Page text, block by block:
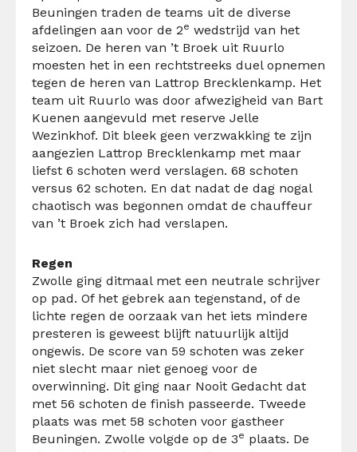
Beuningen traden de teams uit de diverse
afdelingen aan voor de 2e wedstrijd van het
seizoen. De heren van ’t Broek uit Ruurlo
moesten het in een rechtstreeks duel opnemen
tegen de heren van Lattrop Brecklenkamp. Het
team uit Ruurlo was door afwezigheid van Bart
Kuenen aangevuld met reserve Jelle
Wezinkhof. Dit bleek geen verzwakking te zijn
aangezien Lattrop Brecklenkamp met maar
liefst 6 schoten werd verslagen. 68 schoten
versus 62 schoten. En dat nadat de dag nogal
chaotisch was begonnen omdat de chauffeur
van ’t Broek zich had verslapen.
Regen
Zwolle ging ditmaal met een neutrale schrijver
op pad. Of het gebrek aan tegenstand, of de
lichte regen de oorzaak van het iets mindere
presteren is geweest blijft natuurlijk altijd
ongewis. De score van 59 schoten was zeker
niet slecht maar niet genoeg voor de
overwinning. Dit ging naar Nooit Gedacht dat
met 56 schoten de finish passeerde. Tweede
plaats was met 58 schoten voor gastheer
Beuningen. Zwolle volgde op de 3e plaats. De